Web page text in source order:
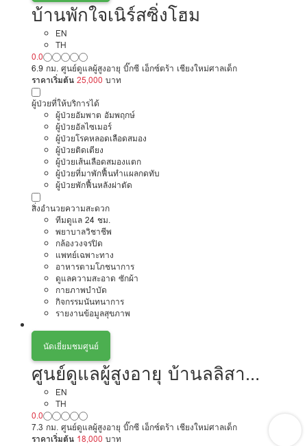
บ้านพักใจเนิร์สซิ่งโฮม
EN
TH
0.0
6.9 กม. ศูนย์ดูแลผู้สูงอายุ บิ๊กซี เอ็กซ์ตร้า เชียงใหม่ศาลเด็ก
ราคาเริ่มต้น 25,000 บาท
ผู้ป่วยที่ให้บริการได้
ผู้ป่วยอัมพาต อัมพฤกษ์
ผู้ป่วยอัลไซเมอร์
ผู้ป่วยโรคหลอดเลือดสมอง
ผู้ป่วยติดเตียง
ผู้ป่วยเส้นเลือดสมองแตก
ผู้ป่วยที่มาพักฟื้นทำแผลกดทับ
ผู้ป่วยพักฟื้นหลังผ่าตัด
สิ่งอำนวยความสะดวก
ทีมดูแล 24 ชม.
พยาบาลวิชาชีพ
กล้องวงจรปิด
แพทย์เฉพาะทาง
อาหารตามโภชนาการ
ดูแลความสะอาด ซักผ้า
กายภาพบำบัด
กิจกรรมนันทนาการ
รายงานข้อมูลสุขภาพ
นัดเยี่ยมชมศูนย์
ศูนย์ดูแลผู้สูงอายุ บ้านลลิสา
เชียงใหม่
EN
TH
0.0
7.3 กม. ศูนย์ดูแลผู้สูงอายุ บิ๊กซี เอ็กซ์ตร้า เชียงใหม่ศาลเด็ก
ราคาเริ่มต้น 18,000 บาท